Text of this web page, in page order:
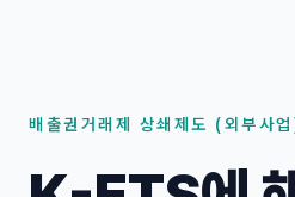
배출권거래제 상쇄제도 (외부사